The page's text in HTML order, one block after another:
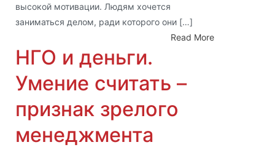
высокой мотивации. Людям хочется
заниматься делом, ради которого они […]
Read More
НГО и деньги.
Умение считать –
признак зрелого
менеджмента